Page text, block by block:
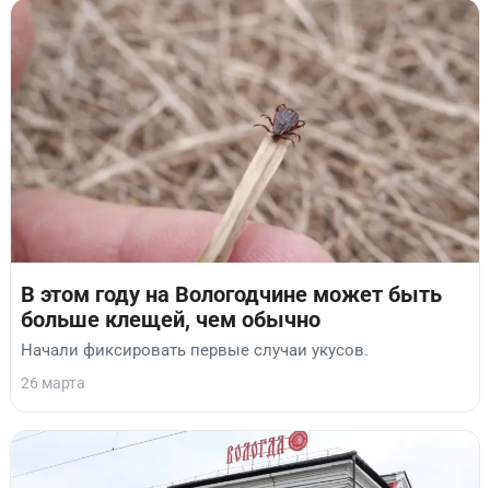
В этом году на Вологодчине может быть
больше клещей, чем обычно
Начали фиксировать первые случаи укусов.
26 марта